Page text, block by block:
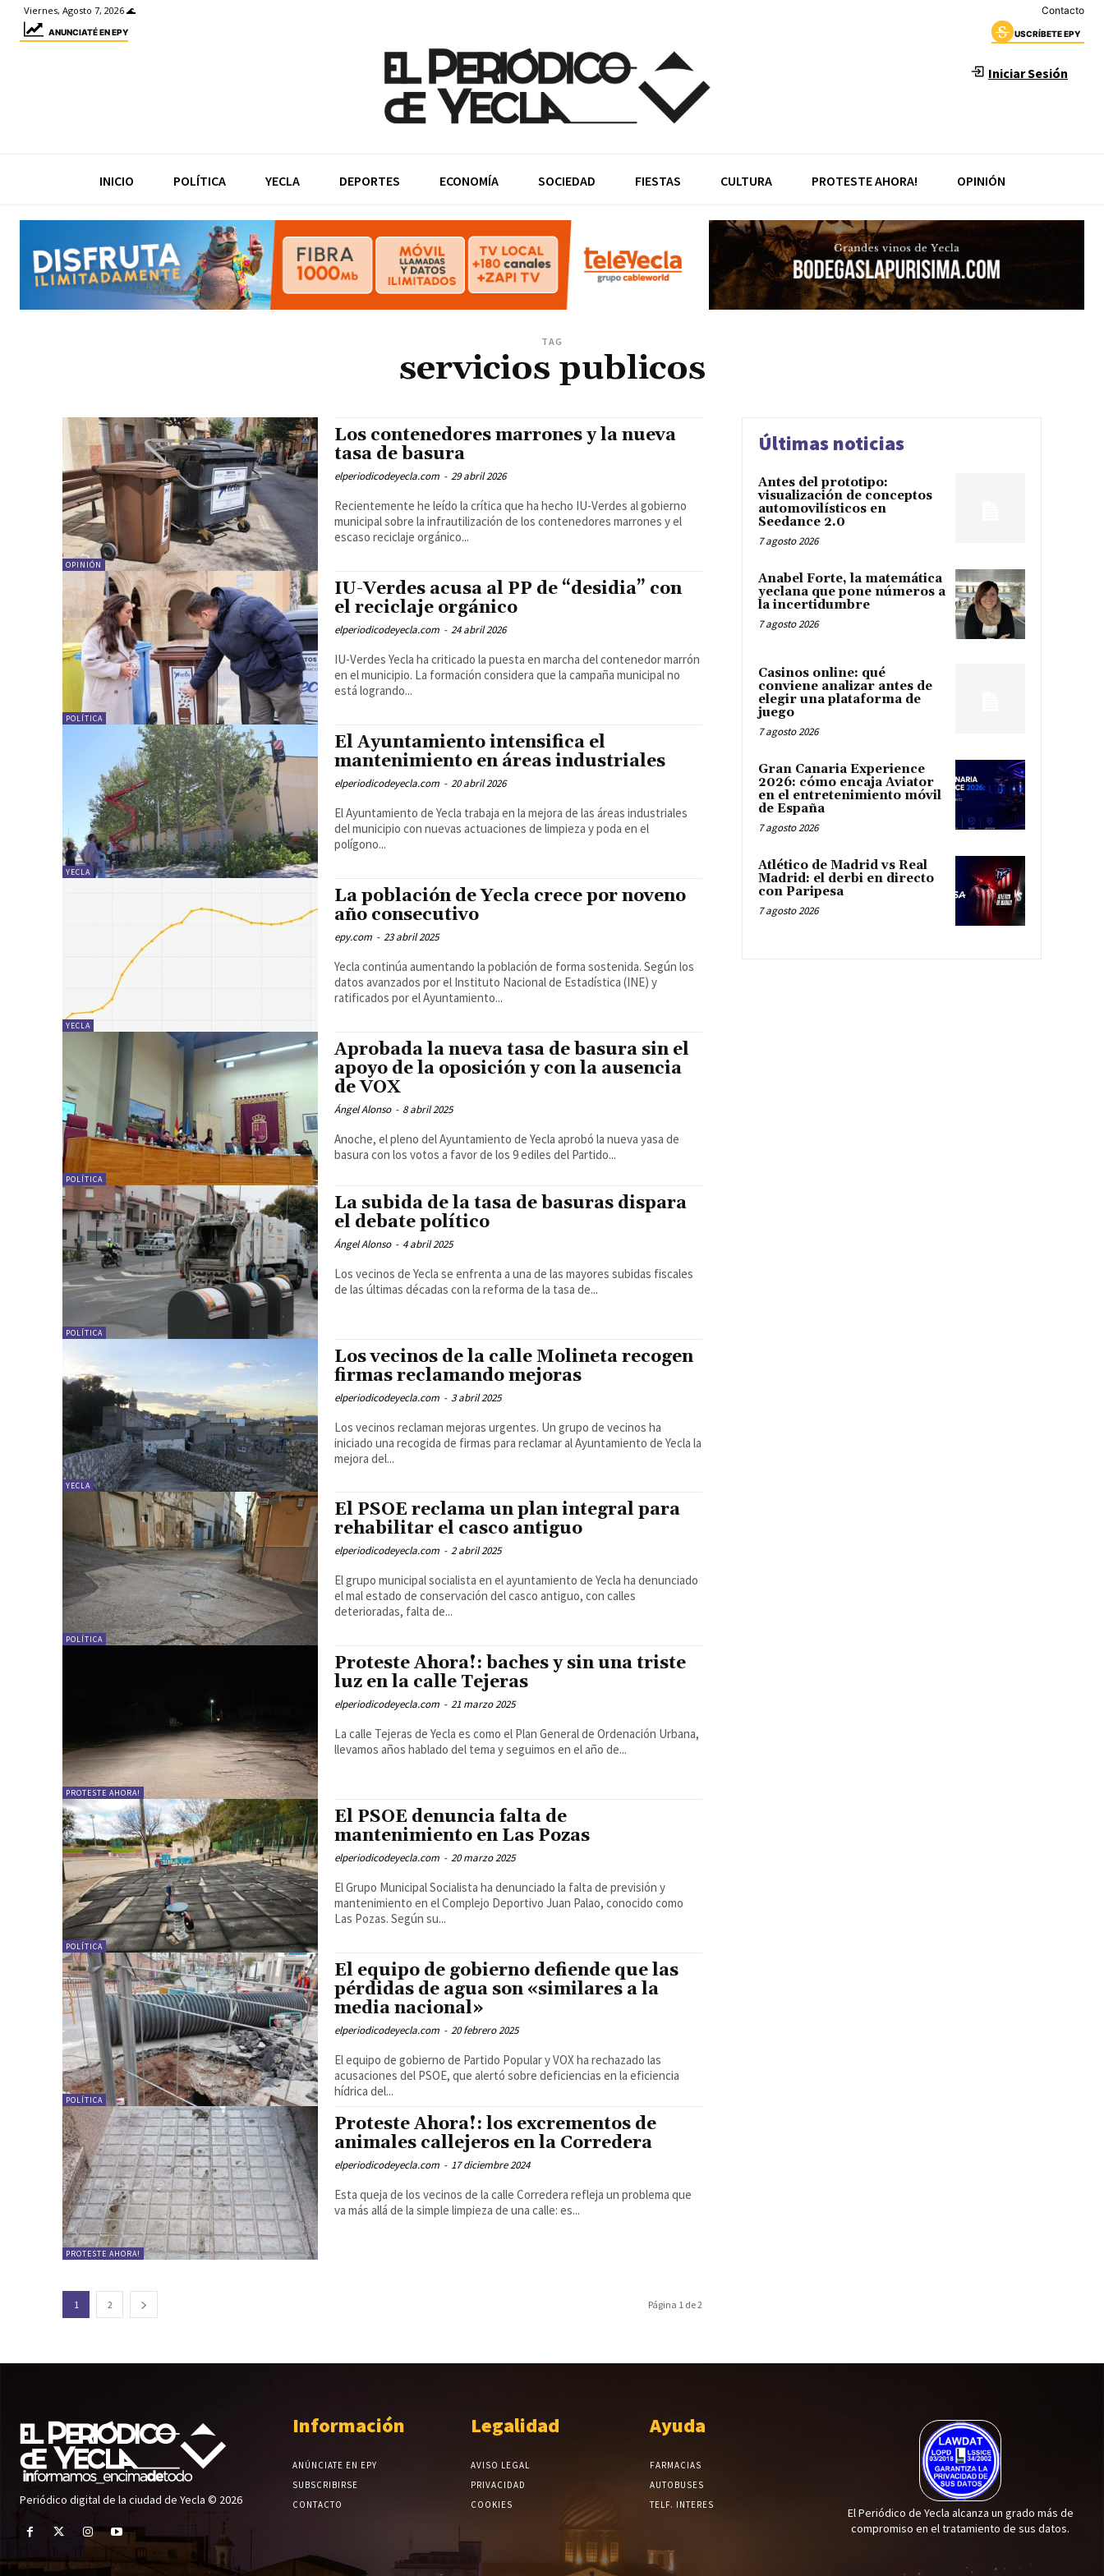
Viernes, Agosto 7, 2026 🌊 Contacto
ANUNCIATÉ EN EPY USCRÍBETE EPY
Iniciar Sesión
INICIO POLÍTICA YECLA DEPORTES ECONOMÍA SOCIEDAD FIESTAS CULTURA PROTESTE AHORA! OPINIÓN
TAG
servicios publicos
OPINIÓN
Los contenedores marrones y la nueva
tasa de basura
elperiodicodeyecla.com - 29 abril 2026
Recientemente he leído la crítica que ha hecho IU-Verdes al gobierno
municipal sobre la infrautilización de los contenedores marrones y el
escaso reciclaje orgánico...
POLÍTICA
IU-Verdes acusa al PP de “desidia” con
el reciclaje orgánico
elperiodicodeyecla.com - 24 abril 2026
IU-Verdes Yecla ha criticado la puesta en marcha del contenedor marrón
en el municipio. La formación considera que la campaña municipal no
está logrando...
YECLA
El Ayuntamiento intensifica el
mantenimiento en áreas industriales
elperiodicodeyecla.com - 20 abril 2026
El Ayuntamiento de Yecla trabaja en la mejora de las áreas industriales
del municipio con nuevas actuaciones de limpieza y poda en el
polígono...
YECLA
La población de Yecla crece por noveno
año consecutivo
epy.com - 23 abril 2025
Yecla continúa aumentando la población de forma sostenida. Según los
datos avanzados por el Instituto Nacional de Estadística (INE) y
ratificados por el Ayuntamiento...
POLÍTICA
Aprobada la nueva tasa de basura sin el
apoyo de la oposición y con la ausencia
de VOX
Ángel Alonso - 8 abril 2025
Anoche, el pleno del Ayuntamiento de Yecla aprobó la nueva yasa de
basura con los votos a favor de los 9 ediles del Partido...
POLÍTICA
La subida de la tasa de basuras dispara
el debate político
Ángel Alonso - 4 abril 2025
Los vecinos de Yecla se enfrenta a una de las mayores subidas fiscales
de las últimas décadas con la reforma de la tasa de...
YECLA
Los vecinos de la calle Molineta recogen
firmas reclamando mejoras
elperiodicodeyecla.com - 3 abril 2025
Los vecinos reclaman mejoras urgentes. Un grupo de vecinos ha
iniciado una recogida de firmas para reclamar al Ayuntamiento de Yecla la
mejora del...
POLÍTICA
El PSOE reclama un plan integral para
rehabilitar el casco antiguo
elperiodicodeyecla.com - 2 abril 2025
El grupo municipal socialista en el ayuntamiento de Yecla ha denunciado
el mal estado de conservación del casco antiguo, con calles
deterioradas, falta de...
PROTESTE AHORA!
Proteste Ahora!: baches y sin una triste
luz en la calle Tejeras
elperiodicodeyecla.com - 21 marzo 2025
La calle Tejeras de Yecla es como el Plan General de Ordenación Urbana,
llevamos años hablado del tema y seguimos en el año de...
POLÍTICA
El PSOE denuncia falta de
mantenimiento en Las Pozas
elperiodicodeyecla.com - 20 marzo 2025
El Grupo Municipal Socialista ha denunciado la falta de previsión y
mantenimiento en el Complejo Deportivo Juan Palao, conocido como
Las Pozas. Según su...
POLÍTICA
El equipo de gobierno defiende que las
pérdidas de agua son «similares a la
media nacional»
elperiodicodeyecla.com - 20 febrero 2025
El equipo de gobierno de Partido Popular y VOX ha rechazado las
acusaciones del PSOE, que alertó sobre deficiencias en la eficiencia
hídrica del...
PROTESTE AHORA!
Proteste Ahora!: los excrementos de
animales callejeros en la Corredera
elperiodicodeyecla.com - 17 diciembre 2024
Esta queja de los vecinos de la calle Corredera refleja un problema que
va más allá de la simple limpieza de una calle: es...
1 2 Página 1 de 2
Últimas noticias
Antes del prototipo:
visualización de conceptos
automovilísticos en
Seedance 2.0
7 agosto 2026
Anabel Forte, la matemática
yeclana que pone números a
la incertidumbre
7 agosto 2026
Casinos online: qué
conviene analizar antes de
elegir una plataforma de
juego
7 agosto 2026
Gran Canaria Experience
2026: cómo encaja Aviator
en el entretenimiento móvil
de España
7 agosto 2026
Atlético de Madrid vs Real
Madrid: el derbi en directo
con Paripesa
7 agosto 2026
Periódico digital de la ciudad de Yecla © 2026
Información
ANÚNCIATE EN EPY
SUBSCRIBIRSE
CONTACTO
Legalidad
AVISO LEGAL
PRIVACIDAD
COOKIES
Ayuda
FARMACIAS
AUTOBUSES
TELF. INTERES
El Periódico de Yecla alcanza un grado más de
compromiso en el tratamiento de sus datos.